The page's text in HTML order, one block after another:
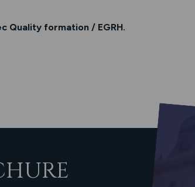
Quality formation / EGRH.